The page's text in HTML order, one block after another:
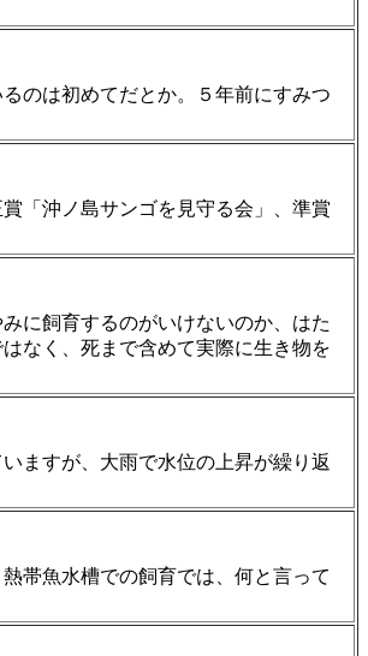
のは初めてだとか。５年前にすみつ
「沖ノ島サンゴを見守る会」、準賞
に飼育するのがいけないのか、はた
なく、死まで含めて実際に生き物を
ますが、大雨で水位の上昇が繰り返
帯魚水槽での飼育では、何と言って